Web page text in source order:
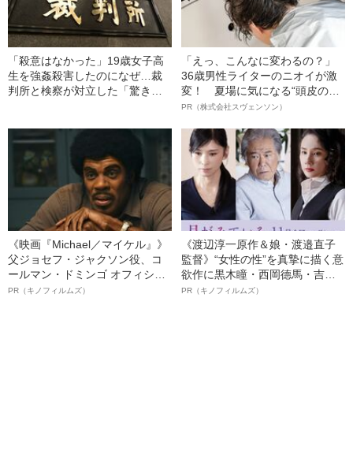
「殺意はなかった」19歳女子高
生を強姦殺害したのになぜ…裁
判所と検察が対立した「驚きの
「えっ、こんなに変わるの？」
36歳男性ライターのニオイが激
変！ 夏場に気になる“頭皮のニ
オイ”や“ベタつき”を解消す
ト”が生み出した徹底ケアとは
PR（株式会社スヴェンソン）
《映画『Michael／マイケル』》
父ジョセフ・ジャクソン役、コ
ールマン・ドミンゴ オフィシャ
ルインタビュー“観客を魅了した
PR（キノフィルムズ）
《渡辺淳一原作＆娘・渡邉直子
監督》“女性の性”を真摯に描く意
欲作に黒木瞳・西岡德馬・吉田
羊が出演決定！《映画『月がみ
PR（キノフィルムズ）